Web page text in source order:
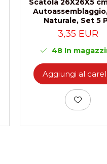
Scatola 26X26X5
Naturale, Set 5
3,35 EUR
48In
Aggiungi al